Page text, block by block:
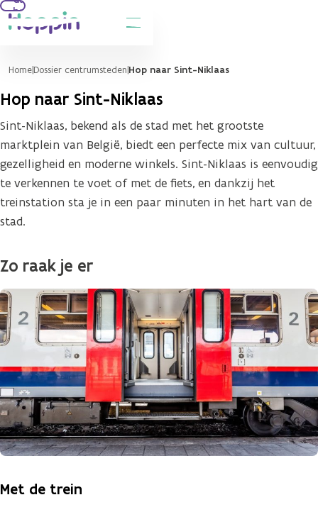
hoofdinhoud
HomeDossier centrumsteden Hop naar Sint-Niklaas
Hop naar Sint-Niklaas
Sint-Niklaas, bekend als de stad met het grootste
marktplein van België, biedt een perfecte mix van cultuur,
gezelligheid en moderne winkels. Sint-Niklaas is eenvoudig
te verkennen te voet of met de fiets, en dankzij het
treinstation sta je in een paar minuten in het hart van de
stad.
Zo raak je er
Met de trein